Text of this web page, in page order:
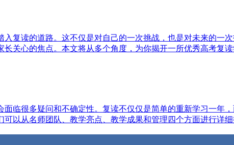
复读的道路。这不仅是对自己的一次挑战，也是对未来的一
关心的焦点。本文将从多个角度，为你揭开一所优秀高考复读
临很多疑问和不确定性。复读不仅仅是简单的重新学习一年
以从名师团队、教学亮点、教学成果和管理四个方面进行详细